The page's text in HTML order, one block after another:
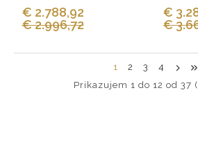
€ 2.788,92
€ 2.996,72
€
€
1 2 3
4
Prikazujem 1 do 12 od 37